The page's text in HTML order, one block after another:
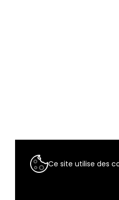
Ce site utilise des